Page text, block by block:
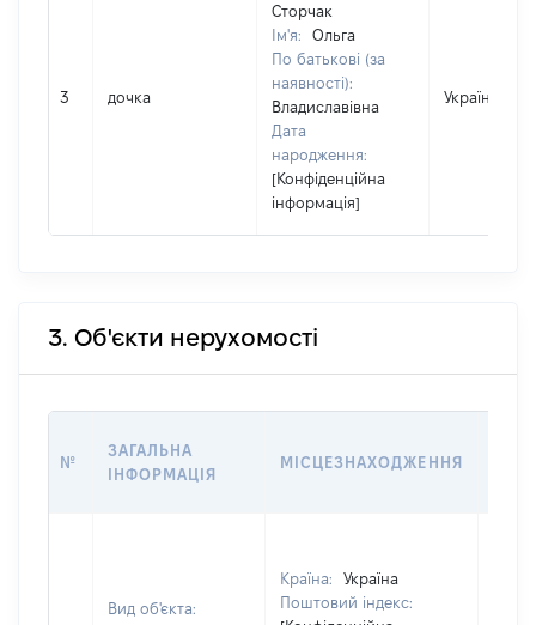
3 дочка
Сторчак
Ім'я:
Ольга
По батькові (за
наявності):
Владиславівна
Дата
народження:
[Конфіденційна
інформація]
Україна
3. Об'єкти нерухомості
№
ЗАГАЛЬНА
ІНФОРМАЦІЯ
МІСЦЕЗНАХОДЖЕННЯ
Вид об'єкта:
Країна:
Україна
Поштовий індекс: